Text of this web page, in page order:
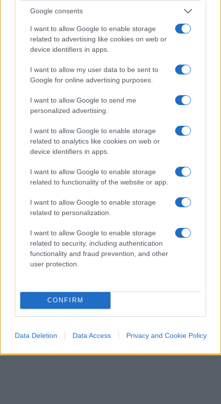
Google consents
I want to allow Google to enable storage
related to advertising like cookies on web or
device identifiers in apps.
I want to allow my user data to be sent to
Google for online advertising purposes.
I want to allow Google to send me
personalized advertising.
I want to allow Google to enable storage
related to analytics like cookies on web or
device identifiers in apps.
I want to allow Google to enable storage
related to functionality of the website or app.
I want to allow Google to enable storage
related to personalization.
I want to allow Google to enable storage
related to security, including authentication
functionality and fraud prevention, and other
user protection.
CONFIRM
Data Deletion Data Access Privacy and Cookie Policy
Francia mantiene controlli su tutte le proprie
frontiere interne, compresa quella con la Spagna e
quella con l’Italia, la Germania controlla i confini
terrestri con numerosi Stati, mentre Austria,
Polonia, Svezia e altri Paesi utilizzano a loro volta
gli strumenti consentiti dal Codice Schengen. La
frontiera con la Slovenia per ragioni legate a
immigrazione irregolare e sicurezza. Dunque il
punto non è Schengen.Il punto è politico.
Sanchez vorrebbe trasformare una gigantesca crisi
avvenuta sotto la responsabilità del suo governo
in un processo alle precauzioni adottate dagli
altri. Prima Ceuta viene travolta, poi Madrid
rassicura tutti dicendo che il problema è già
sostanzialmente risolto, infine minaccia ritorsioni
contro chi non considera sufficienti quelle
rassicurazioni. Una singolare concezione della
solidarietà europea: